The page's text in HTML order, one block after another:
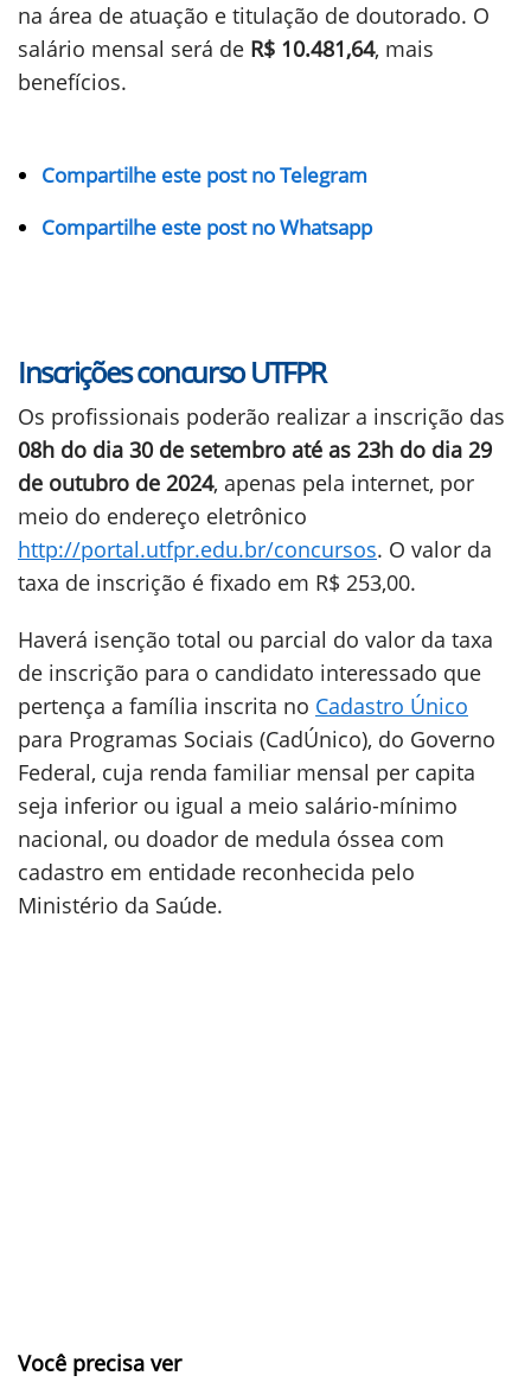
na área de atuação e titulação de doutorado. O
salário mensal será de R$ 10.481,64, mais
benefícios.
Compartilhe este post no Telegram
Compartilhe este post no Whatsapp
Inscrições concurso UTFPR
Os profissionais poderão realizar a inscrição das
08h do dia 30 de setembro até as 23h do dia 29
de outubro de 2024, apenas pela internet, por
meio do endereço eletrônico
http://portal.utfpr.edu.br/concursos. O valor da
taxa de inscrição é fixado em R$ 253,00.
Haverá isenção total ou parcial do valor da taxa
de inscrição para o candidato interessado que
pertença a família inscrita no Cadastro Único
para Programas Sociais (CadÚnico), do Governo
Federal, cuja renda familiar mensal per capita
seja inferior ou igual a meio salário-mínimo
nacional, ou doador de medula óssea com
cadastro em entidade reconhecida pelo
Ministério da Saúde.
Você precisa ver